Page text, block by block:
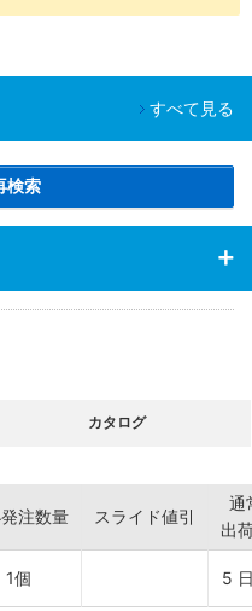
すべて見る
検索
カタログ
注数量 スライド値引
通
出
1個 5